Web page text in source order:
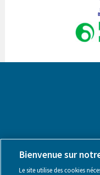
Bienvenue sur
Le site utilise des cookies